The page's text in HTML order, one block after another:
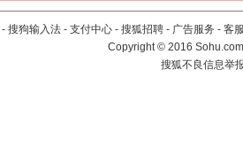
- 搜狗输入法 - 支付中心 - 搜狐招聘 - 广告服务 - 客
Copyright©2016
搜狐不良信息举